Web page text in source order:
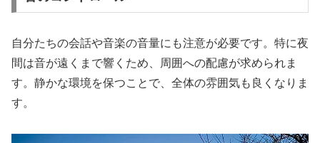
自分たちの会話や音楽の音量にも注意が必要です。特に夜
間は音が遠くまで響くため、周囲への配慮が求められま
す。静かな環境を保つことで、全体の雰囲気も良くなりま
す。